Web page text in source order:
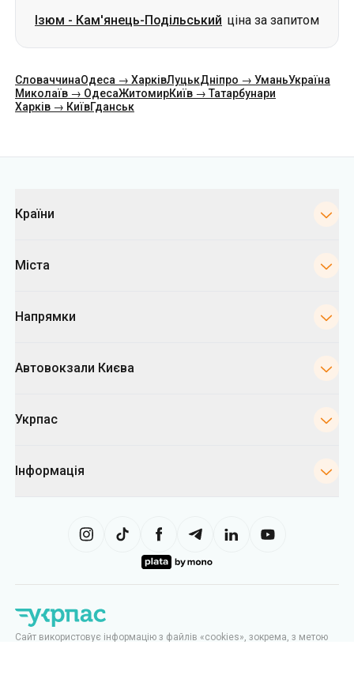
Ізюм - Кам'янець-Подільський ціна за запитом
СловаччинаОдеса → ХарківЛуцькДніпро → УманьУкраїна
Миколаїв → ОдесаЖитомирКиїв → Татарбунари
Харків → КиївГданськ
Країни
Міста
Напрямки
Автовокзали Києва
Укрпас
Інформація
Сайт використовує інформацію з файлів «cookies», зокрема, з метою